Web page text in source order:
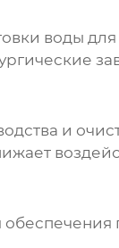
воды
и
обеспечения